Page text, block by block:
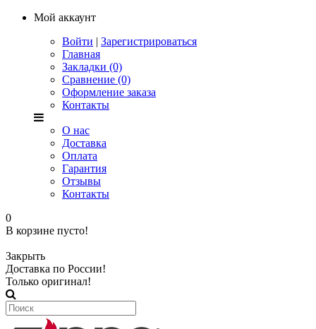
Мой аккаунт
Войти | Зарегистрироваться
Главная
Закладки (0)
Сравнение (0)
Оформление заказа
Контакты
О нас
Доставка
Оплата
Гарантия
Отзывы
Контакты
0
В корзине пусто!
Закрыть
Доставка по России!
Только оригинал!